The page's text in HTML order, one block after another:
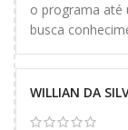
o programa até
busca
WILLIAN DA